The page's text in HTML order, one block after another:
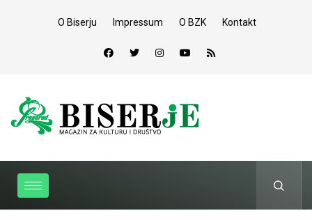
O Biserju Impressum O BZK Kontakt